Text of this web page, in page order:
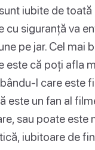
iubite de toată
cu siguranță va
pe jar. Cel mai
este că poți afla
l care este
este un fan al
sau poate este
iubitoare de